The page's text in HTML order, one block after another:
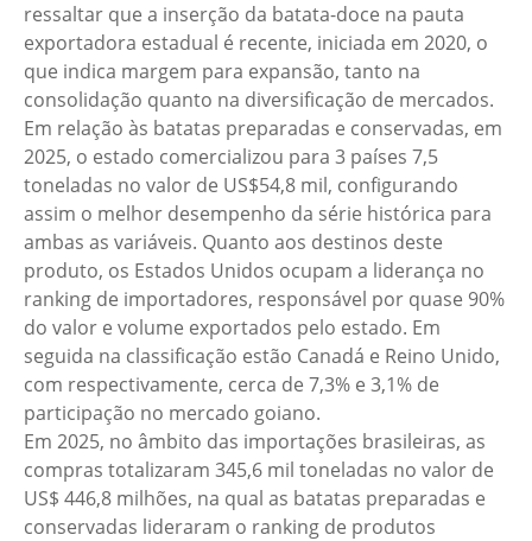
ressaltar que a inserção da batata-doce na pauta
exportadora estadual é recente, iniciada em 2020, o
que indica margem para expansão, tanto na
consolidação quanto na diversificação de mercados.
Em relação às batatas preparadas e conservadas, em
2025, o estado comercializou para 3 países 7,5
toneladas no valor de US$54,8 mil, configurando
assim o melhor desempenho da série histórica para
ambas as variáveis. Quanto aos destinos deste
produto, os Estados Unidos ocupam a liderança no
ranking de importadores, responsável por quase 90%
do valor e volume exportados pelo estado. Em
seguida na classificação estão Canadá e Reino Unido,
com respectivamente, cerca de 7,3% e 3,1% de
participação no mercado goiano.
Em 2025, no âmbito das importações brasileiras, as
compras totalizaram 345,6 mil toneladas no valor de
US$ 446,8 milhões, na qual as batatas preparadas e
conservadas lideraram o ranking de produtos